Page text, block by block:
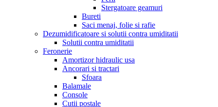
Stergatoare geamuri
Bureti
Saci menaj, folie si rafie
Dezumidificatoare si solutii contra umiditatii
Solutii contra umiditatii
Feronerie
Amortizor hidraulic usa
Ancorari si tractari
Sfoara
Balamale
Console
Cutii postale